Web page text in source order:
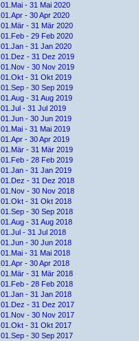
01.Mai - 31 Mai 2020
01.Apr - 30 Apr 2020
01.Mär - 31 Mär 2020
01.Feb - 29 Feb 2020
01.Jan - 31 Jan 2020
01.Dez - 31 Dez 2019
01.Nov - 30 Nov 2019
01.Okt - 31 Okt 2019
01.Sep - 30 Sep 2019
01.Aug - 31 Aug 2019
01.Jul - 31 Jul 2019
01.Jun - 30 Jun 2019
01.Mai - 31 Mai 2019
01.Apr - 30 Apr 2019
01.Mär - 31 Mär 2019
01.Feb - 28 Feb 2019
01.Jan - 31 Jan 2019
01.Dez - 31 Dez 2018
01.Nov - 30 Nov 2018
01.Okt - 31 Okt 2018
01.Sep - 30 Sep 2018
01.Aug - 31 Aug 2018
01.Jul - 31 Jul 2018
01.Jun - 30 Jun 2018
01.Mai - 31 Mai 2018
01.Apr - 30 Apr 2018
01.Mär - 31 Mär 2018
01.Feb - 28 Feb 2018
01.Jan - 31 Jan 2018
01.Dez - 31 Dez 2017
01.Nov - 30 Nov 2017
01.Okt - 31 Okt 2017
01.Sep - 30 Sep 2017